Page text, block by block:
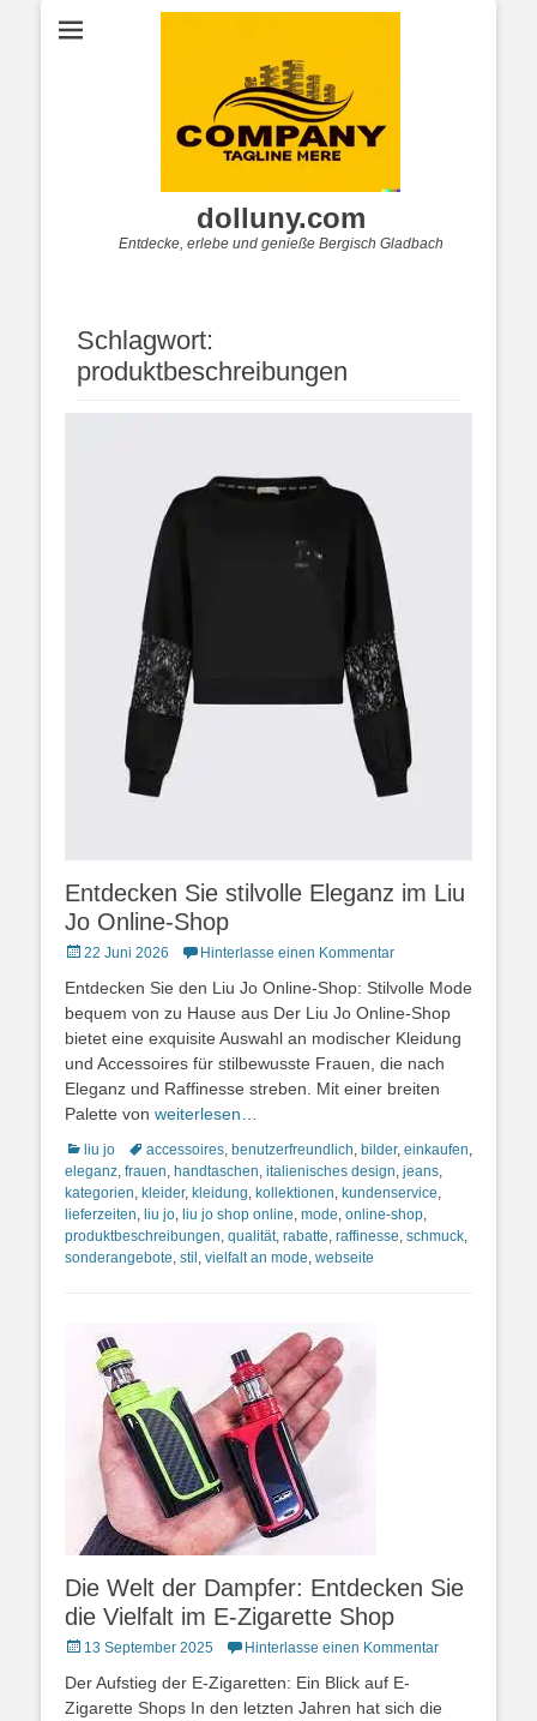
dolluny.com
Entdecke, erlebe und genieße Bergisch Gladbach
Schlagwort:
produktbeschreibungen
Entdecken Sie stilvolle Eleganz im Liu
Jo Online-Shop
Posted
22 Juni 2026 Hinterlasse einen Kommentar
Entdecken Sie den Liu Jo Online-Shop: Stilvolle Mode
bequem von zu Hause aus Der Liu Jo Online-Shop
bietet eine exquisite Auswahl an modischer Kleidung
und Accessoires für stilbewusste Frauen, die nach
Eleganz und Raffinesse streben. Mit einer breiten
Palette von weiterlesen…
Kategorien
liu jo Schlagworte
accessoires, benutzerfreundlich, bilder, einkaufen,
eleganz, frauen, handtaschen, italienisches design, jeans,
kategorien, kleider, kleidung, kollektionen, kundenservice,
lieferzeiten, liu jo, liu jo shop online, mode, online-shop,
produktbeschreibungen, qualität, rabatte, raffinesse, schmuck,
sonderangebote, stil , vielfalt an mode, webseite
Die Welt der Dampfer: Entdecken Sie
die Vielfalt im E-Zigarette Shop
Posted
13 September 2025 Hinterlasse einen Kommentar
Der Aufstieg der E-Zigaretten: Ein Blick auf E-
Zigarette Shops In den letzten Jahren hat sich die